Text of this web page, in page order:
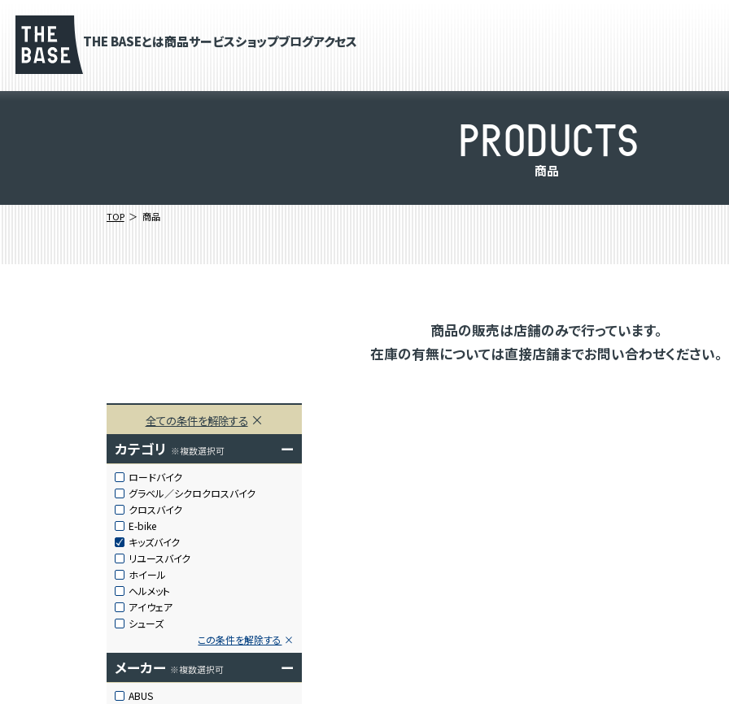
THE BASEとは商品サービスショップブログアクセス
PRODUCTS
商品
TOP 商品
商品の販売は店舗のみで行っています。
在庫の有無については直接店舗までお問い合わせください。
全ての条件を解除する
カテゴリ ※複数選択可 ー
ロードバイク
グラベル／シクロクロスバイク
クロスバイク
E-bike
キッズバイク
リユースバイク
ホイール
ヘルメット
アイウェア
シューズ
この条件を解除する
メーカー ※複数選択可 ー
ABUS